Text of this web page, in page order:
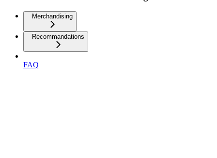
Merchandising
Recommandations
FAQ